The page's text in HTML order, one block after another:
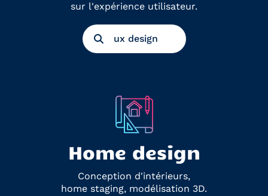
sur l'expérience utilisateur.
ux design
Home design
Conception d'intérieurs,
home staging, modélisation 3D.